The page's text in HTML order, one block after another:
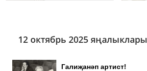
12 октябрь 2025 яңалыклары
Галиҗанәп артист!